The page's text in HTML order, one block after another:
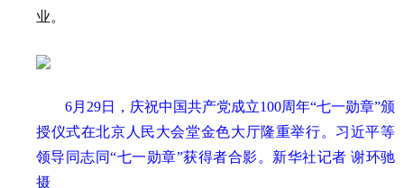
业。
6月29日，庆祝中国共产党成立100周年“七一勋章”颁
授仪式在北京人民大会堂金色大厅隆重举行。习近平等
领导同志同“七一勋章”获得者合影。新华社记者 谢环驰
摄